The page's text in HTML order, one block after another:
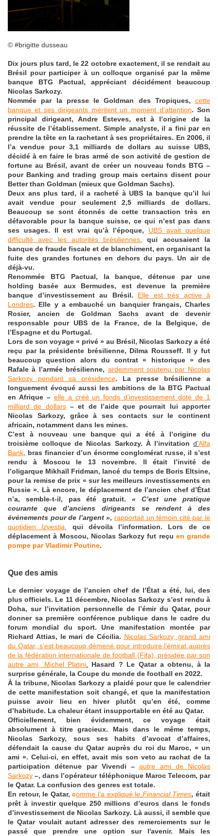
© #brigitte dusseau
Dix jours plus tard, le 22 octobre exactement, il se rendait au
Brésil pour participer à un colloque organisé par la même
banque BTG Pactual, appréciant décidément beaucoup
Nicolas Sarkozy.
Nommée par la presse le Goldman des Tropiques,
cette
banque et ses dirigeants méritent un moment d’attention. Son
principal dirigeant, Andre Esteves, est à l’origine de la
réussite de l’établissement. Simple analyste, il a fini par en
prendre la tête en la rachetant à ses propriétaires. En 2006, il
l’a vendue pour 3,1 milliards de dollars au suisse UBS,
décidé à en faire le bras armé de son activité de gestion de
fortune au Brésil, avant de créer un nouveau fonds BTG –
pour Banking and trading group mais certains disent pour
Better than Goldman (mieux que Goldman Sachs).
Deux ans plus tard, il a racheté à UBS la banque qu’il lui
avait vendue pour seulement 2,5 milliards de dollars.
Beaucoup se sont étonnés de cette transaction très en
défavorable pour la banque suisse, ce qui n’est pas dans
ses usages. Il est vrai qu’à l’époque,
UBS avait quelque
difficulté avec les autorités brésiliennes
qui accusaient la
banque de fraude fiscale et de blanchiment, en organisant la
fuite des grandes fortunes en dehors du pays. Un air de
déjà-vu.
Renommée BTG Pactual, la banque, détenue par une
holding basée aux Bermudes, est devenue la première
banque d’investissement au Brésil.
Elle est très active à
Londres. Elle y a embauché un banquier français, Charles
Rosier, ancien de Goldman Sachs avant de devenir
responsable pour UBS de la France, de la Belgique, de
l’Espagne et du Portugal.
Lors de son voyage « privé » au Brésil, Nicolas Sarkozy a été
reçu par la présidente brésilienne, Dilma Rousseff. Il y fut
beaucoup question alors du contrat « historique » des
Rafale à l’armée brésilienne, ardemment soutenu par Nicolas
Sarkozy pendant sa présidence. La presse brésilienne a
longuement évoqué aussi les ambitions de la BTG Pactual
en Afrique – elle a créé un fonds d’investissement doté de 1
milliard de dollars– et de l’aide que pourrait lui apporter
Nicolas Sarkozy, grâce à ses contacts sur le continent
africain, notamment dans les mines.
C’est à nouveau une banque qui a été à l’origine du
troisième colloque de Nicolas Sarkozy. À l’invitation d’Alfa
Bank
bras financier d’un énorme conglomérat russe, il s’est
rendu à Moscou le 13 novembre. Il était l’invité de
l’oligarque Mikhaïl Fridman, lancé du temps de Boris Eltsine,
pour la remise de prix « sur les meilleurs investissements en
Russie ». Là encore, le déplacement de l’ancien chef d’État
n’a, semble-t-il, pas été gratuit. « C’est une pratique
courante que d’anciens dirigeants se rendent à des
événements pour de l’argent », rapportait un témoin cité par le
quotidienIzvestia
qui dévoila l’information. Lors de ce
déplacement à Moscou, Nicolas Sarkozy fut reçu en grande
pompe par Vladimir Poutine.
Que des amis
Le dernier voyage de l’ancien chef de l’État a été, lui, des
plus officiels. Le 11 décembre, Nicolas Sarkozy s’est rendu à
Doha, sur l’invitation personnelle de l’émir du Qatar, pour
donner sa première conférence publique dans le cadre du
forum mondial du sport. Une manifestation montée par
Richard Attias, le mari de Cécilia. Nicolas Sarkozy, grand ami
du Qatar, s’est beaucoup démené pour introduire l’émirat auprès
de la fédération internationale de football (Fifa), présidée par son
autre ami, Michel Platini. Hasard ? Le Qatar a obtenu, à la
surprise générale, la Coupe du monde de football en 2022.
À la tribune, Nicolas Sarkozy a plaidé pour que le calendrier
de cette manifestation soit changé, et que la manifestation
puisse avoir lieu en hiver plutôt qu’en été, comme
d’habitude. La chaleur étant insupportable en été au Qatar.
Officiellement, bien évidemment, ce voyage était
absolument à titre gracieux. Mais dans le même temps,
Nicolas Sarkozy, sous ses habits d’avocat d’affaires,
défendait la cause du Qatar auprès du roi du Maroc, « un
ami ». Celui-ci, en effet, avait mis son veto au rachat de la
participation détenue par Vivendi –autre ami de Nicolas
Sarkozy –, dans l’opérateur téléphonique Maroc Telecom, par
le Qatar. La confusion des genres est totale.
En retour, le Qatar,comme l’a expliqué le Financial Times, était
prêt à investir quelque 250 millions d’euros dans le fonds
d’investissement de Nicolas Sarkozy. Là aussi, il semble que
le Qatar voulait autant adresser des remerciements sur le
passé que prendre une option sur l'avenir. Mais les